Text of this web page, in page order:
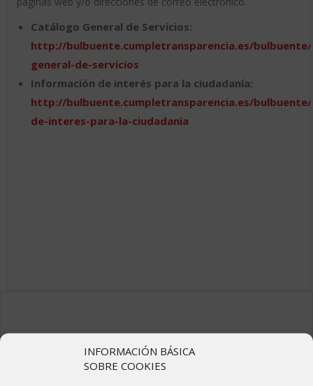
INFORMACIÓN BÁSICA
SOBRE COOKIES
Catálogo General de Servicios:
http://bulbuente.cumpletransparencia.es/
general-de-servicios
Información de interés para la ciudadanía:
http://bulbuente.cumpletransparencia.es/
de-interes-para-la-ciudadania